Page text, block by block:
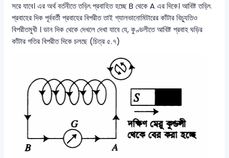
সরে যাবে। এর অর্থ বর্তনীতে তড়িৎ প্রবাহিত হচ্ছে B থেকে A এর দিকে। আবিষ্ট তড়িৎ
প্রবাহের দিক পূর্ববর্তী প্রবাহের বিপরীত তাই গ্যালভানোমিটারের কাঁটার বিচ্যুতিও
বিপরীতমুখী । ডান দিক থেকে দেখলে দেখা যাবে যে, কুণ্ডলীতে আবিষ্ট প্রবাহ ঘড়ির
কাঁটার গতির বিপরীত দিকে চলছে (চিত্র ৫.৭)